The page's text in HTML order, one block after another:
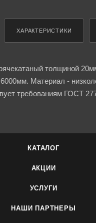
ХАРАКТЕРИСТИКИ
толщиной
Материал -
требованиям ГОСТ
КАТАЛОГ
АКЦИИ
УСЛУГИ
НАШИ ПАРТНЕРЫ